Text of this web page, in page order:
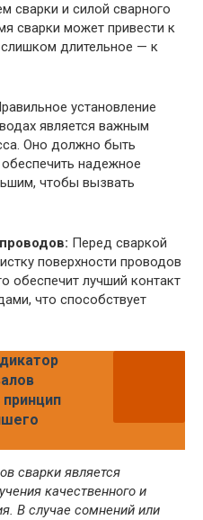
сварки и силой сварного
сварки может привести к
длительное — к
установление
является важным
Оно должно быть
надежное
чтобы вызвать
Перед сваркой
поверхности проводов
обеспечит лучший контакт
что способствует
сварки является
качественного и
В случае сомнений или